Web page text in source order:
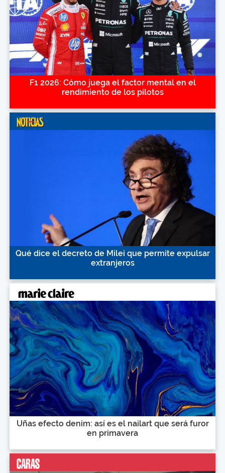
F1 2026: Cómo juega el factor mental en el
rendimiento de los pilotos
Qué dice el decreto de Milei que permite expulsar
extranjeros
Uñas efecto denim: así es el nailart que será furor
en primavera